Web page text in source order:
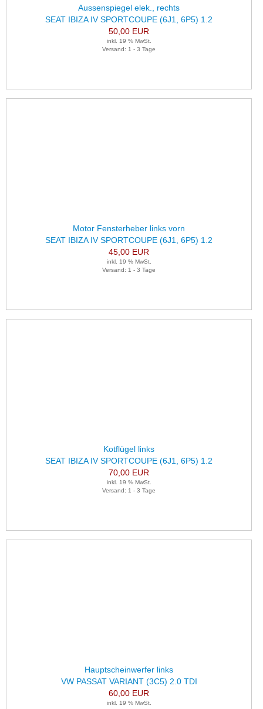
Aussenspiegel elek., rechts
SEAT IBIZA IV SPORTCOUPE (6J1, 6P5) 1.2
50,00 EUR
inkl. 19 % MwSt.
Versand: 1 - 3 Tage
Motor Fensterheber links vorn
SEAT IBIZA IV SPORTCOUPE (6J1, 6P5) 1.2
45,00 EUR
inkl. 19 % MwSt.
Versand: 1 - 3 Tage
Kotflügel links
SEAT IBIZA IV SPORTCOUPE (6J1, 6P5) 1.2
70,00 EUR
inkl. 19 % MwSt.
Versand: 1 - 3 Tage
Hauptscheinwerfer links
VW PASSAT VARIANT (3C5) 2.0 TDI
60,00 EUR
inkl. 19 % MwSt.